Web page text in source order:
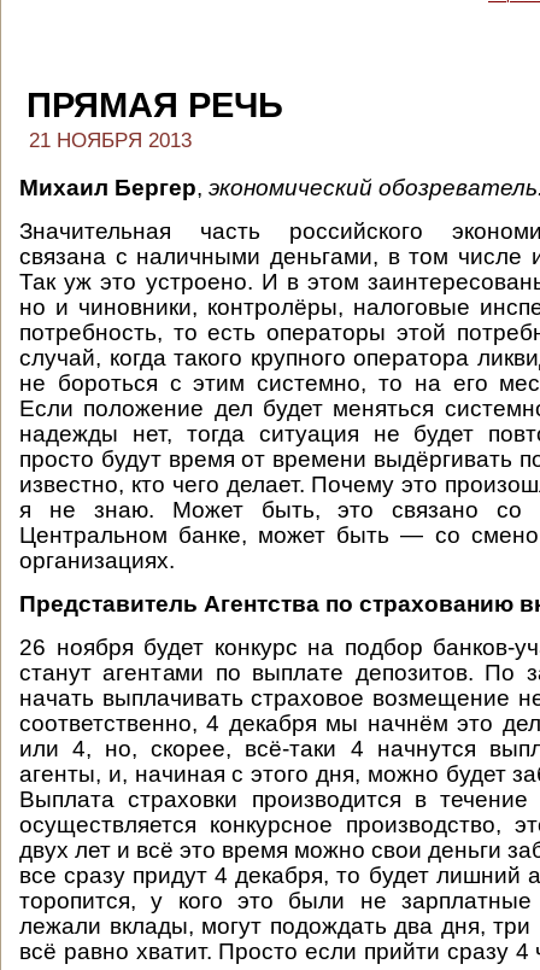
ПРЯМАЯ РЕЧЬ
21 НОЯБРЯ 2013
Михаил Бергер, экономический
Значительная часть российского
связана с наличными деньгами, в том
Так уж это устроено. И в этом
но и чиновники, контролёры, налоговые
потребность, то есть операторы этой
случай, когда такого крупного оператора
не бороться с этим системно, то на его
Если положение дел будет меняться
надежды нет, тогда ситуация не будет
просто будут время от времени выдёргивать
известно, кто чего делает. Почему это
я не знаю. Может быть, это связано со
Центральном банке, может быть — со
организациях.
Представитель Агентства по страхованию
26 ноября будет конкурс на подбор банков-
станут агентами по выплате депозитов. По
начать выплачивать страховое возмещение
соответственно, 4 декабря мы начнём это
или 4, но, скорее, всё-таки 4 начнутся
агенты, и, начиная с этого дня, можно будет
Выплата страховки производится в течение
осуществляется конкурсное производство,
двух лет и всё это время можно свои деньги
все сразу придут 4 декабря, то будет лишний
торопится, у кого это были не
лежали вклады, могут подождать два дня,
всё равно хватит. Просто если прийти сразу 4